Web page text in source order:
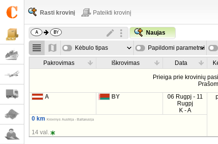
Rasti krovinį Pateikti krovinį
Naujas
Kėbulo tipas Papildomi parametrai
Pakrovimas Iškrovimas Data
Prieiga prie krovinių
A
BY
06 Rugpj - 11
Rugpj
K - A
0 km Krovinys Austrija - Baltarusija
14 val.